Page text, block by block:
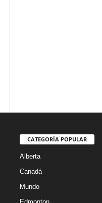
CATEGORÍA POPULAR
Alberta
Canadá
Mundo